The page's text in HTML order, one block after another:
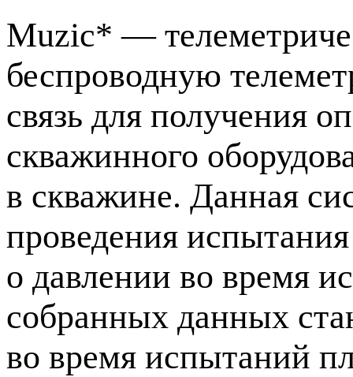
Muzic* —
беспроводную
связь для получения
скважинного
в скважине. Данная
проведения
о давлении во время
собранных данных
во время испытаний